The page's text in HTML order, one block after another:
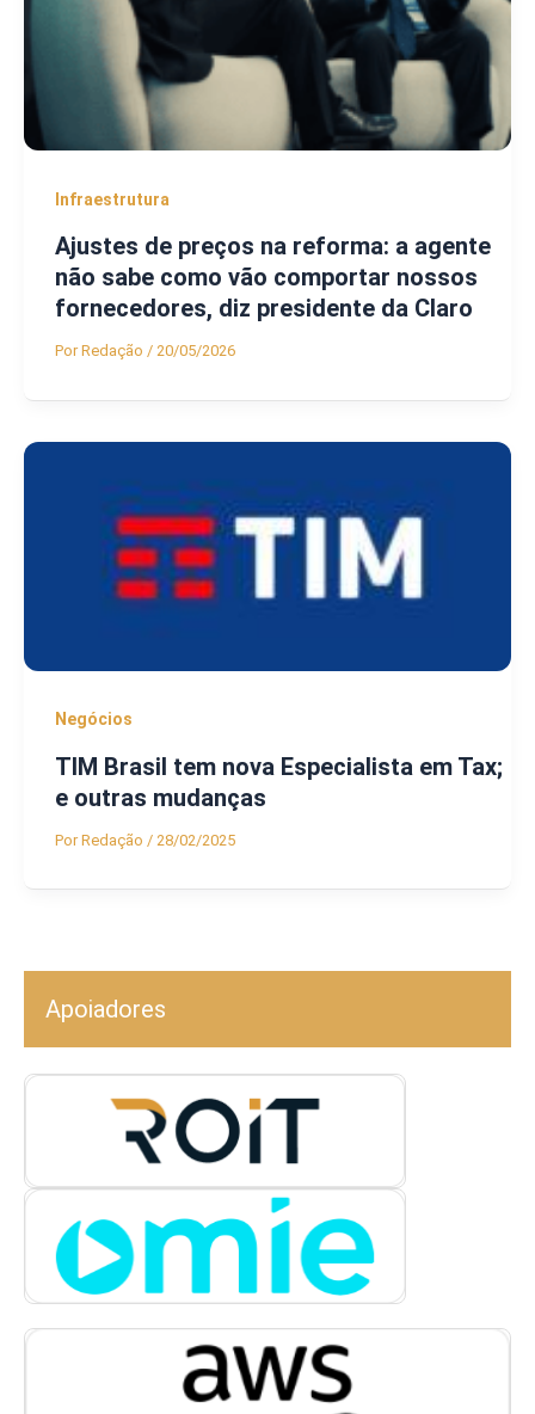
Infraestrutura
Ajustes de preços na reforma: a agente
não sabe como vão comportar nossos
fornecedores, diz presidente da Claro
PorRedação / 20/05/2026
Negócios
TIM Brasil tem nova Especialista em Tax;
e outras mudanças
PorRedação / 28/02/2025
Apoiadores